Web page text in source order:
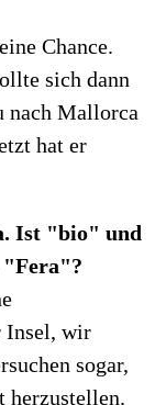
Chance.
sich dann
nach Mallorca
hat er
Ist "bio" und
"Fera"?
Insel, wir
sogar,
herzustellen.